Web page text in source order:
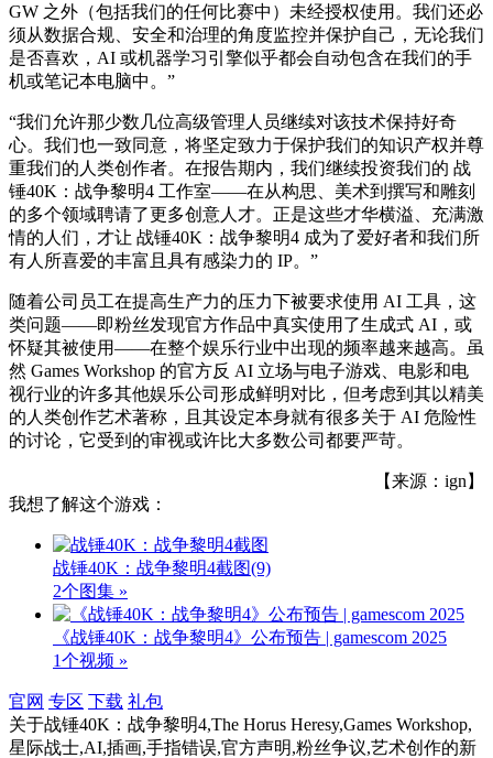
GW 之外（包括我们的任何比赛中）未经授权使用。我们还必
须从数据合规、安全和治理的角度监控并保护自己，无论我们
是否喜欢，AI 或机器学习引擎似乎都会自动包含在我们的手
机或笔记本电脑中。”
“我们允许那少数几位高级管理人员继续对该技术保持好奇
心。我们也一致同意，将坚定致力于保护我们的知识产权并尊
重我们的人类创作者。在报告期内，我们继续投资我们的 战
锤40K：战争黎明4 工作室——在从构思、美术到撰写和雕刻
的多个领域聘请了更多创意人才。正是这些才华横溢、充满激
情的人们，才让 战锤40K：战争黎明4 成为了爱好者和我们所
有人所喜爱的丰富且具有感染力的 IP。”
随着公司员工在提高生产力的压力下被要求使用 AI 工具，这
类问题——即粉丝发现官方作品中真实使用了生成式 AI，或
怀疑其被使用——在整个娱乐行业中出现的频率越来越高。虽
然 Games Workshop 的官方反 AI 立场与电子游戏、电影和电
视行业的许多其他娱乐公司形成鲜明对比，但考虑到其以精美
的人类创作艺术著称，且其设定本身就有很多关于 AI 危险性
的讨论，它受到的审视或许比大多数公司都要严苛。
【来源：ign】
我想了解这个游戏：
战锤40K：战争黎明4截图(9)
2个图集 »
《战锤40K：战争黎明4》公布预告 | gamescom 2025
1个视频 »
官网 专区 下载 礼包
关于战锤40K：战争黎明4,The Horus Heresy,Games Workshop,
星际战士,AI,插画,手指错误,官方声明,粉丝争议,艺术创作的新